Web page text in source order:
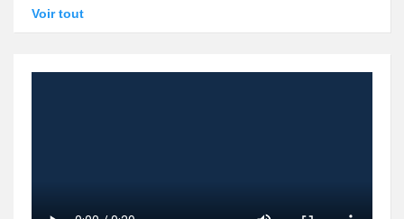
Voir tout